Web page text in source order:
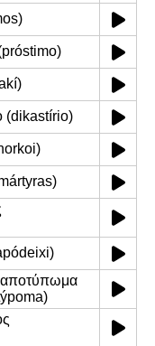
(dikastírio)
αποτύπωμα